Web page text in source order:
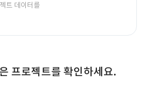
트 데이터를
프로젝트를 확인하세요.